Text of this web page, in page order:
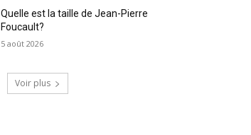
Quelle est la taille de Jean-Pierre
Foucault?
5 août 2026
Voir plus